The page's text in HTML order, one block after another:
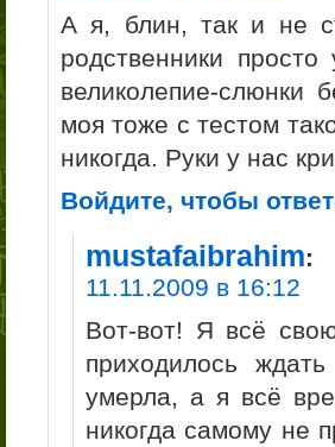
А я, блин, так и не
родственники
великолепие-слюнки
моя тоже с тестом
никогда. Руки у нас
Войдите, чтобы
mustafaibrahim:
11.11.2009 в 16:12
Вот-вот! Я всё
приходилось
умерла, а я всё
никогда самому не